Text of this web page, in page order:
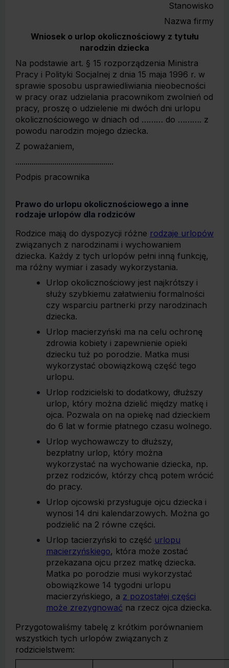
Stanowisko
Nazwa firmy
Wniosek o urlop okolicznościowy z tytułu
narodzin dziecka
Na podstawie art. § 15 rozporządzenia Ministra
Pracy i Polityki Socjalnej z dnia 15 maja 1996 r. w
sprawie sposobu usprawiedliwiania nieobecności
w pracy oraz udzielania pracownikom zwolnień od
pracy, proszę o udzielenie mi dwóch dni urlopu
okolicznościowego w dniach od ……… do ………. z
powodu narodzin mojego dziecka.
Z poważaniem,
................................................
Podpis pracownika
Prawo do urlopu okolicznościowego a inne
rodzaje urlopów dla rodziców
Rodzice mają do dyspozycji różne rodzaje urlopów
związanych z narodzinami i wychowaniem
dziecka. Każdy z tych urlopów pełni inną funkcję,
ma różny wymiar i zasady wykorzystania.
Urlop okolicznościowy jest najkrótszy i
służy szybkiemu załatwieniu formalności
czy wsparciu partnerki przy narodzinach
dziecka.
Urlop macierzyński ma na celu ochronę
zdrowia kobiety i zapewnienie opieki
dziecku tuż po porodzie. Matka musi
wykorzystać obowiązkową część tego
urlopu.
Urlop rodzicielski to dodatkowy, dłuższy
urlop, który można dzielić między matkę i
ojca. Pozwala on na opiekę nad dzieckiem
do 6 lat w formie płatnego czasu wolnego.
Urlop wychowawczy to dłuższy,
bezpłatny urlop, który można
wykorzystać na wychowanie dziecka, np.
przez rodziców, którzy chcą potem wrócić
do pracy.
Urlop ojcowski przysługuje ojcu dziecka i
wynosi 14 dni kalendarzowych. Można go
podzielić na 2 równe części.
Urlop tacierzyński to część urlopu
macierzyńskiego, która może zostać
przekazana ojcu przez matkę dziecka.
Matka po porodzie musi wykorzystać
obowiązkowe 14 tygodni urlopu
macierzyńskiego, a z pozostałej części
może zrezygnować na rzecz ojca dziecka.
Przygotowaliśmy tabelę z krótkim porównaniem
wszystkich tych urlopów związanych z
rodzicielstwem: